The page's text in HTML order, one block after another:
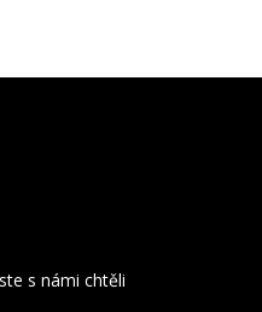
s námi chtěli